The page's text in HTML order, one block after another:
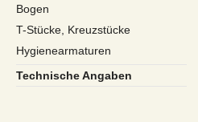
Bogen
T-Stücke, Kreuzstücke
Hygienearmaturen
Technische Angaben